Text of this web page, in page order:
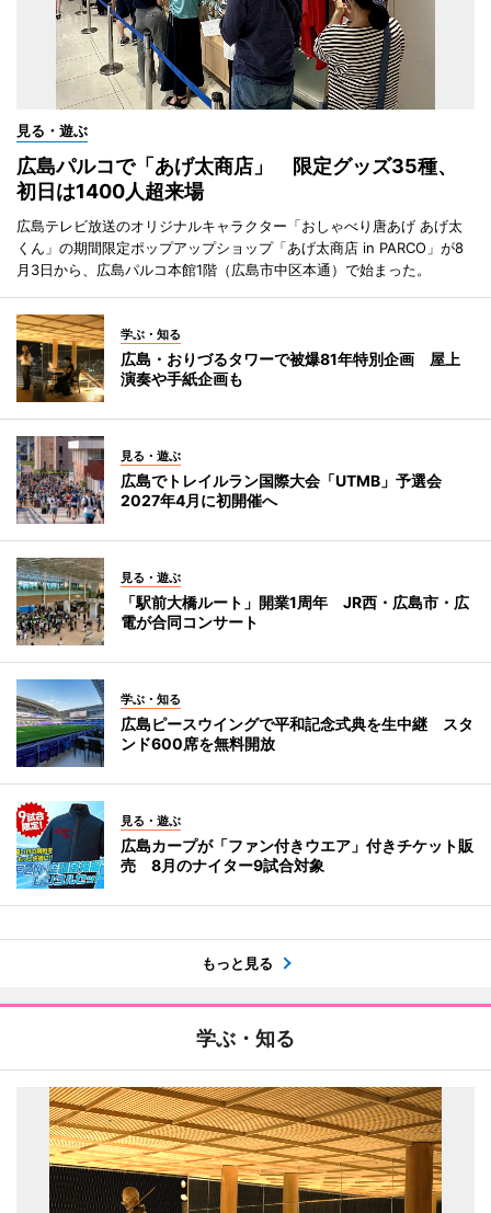
見る・遊ぶ
広島パルコで「あげ太商店」 限定グッズ35種、
初日は1400人超来場
広島テレビ放送のオリジナルキャラクター「おしゃべり唐あげ あげ太
くん」の期間限定ポップアップショップ「あげ太商店 in PARCO」が8
月3日から、広島パルコ本館1階（広島市中区本通）で始まった。
学ぶ・知る
広島・おりづるタワーで被爆81年特別企画 屋上
演奏や手紙企画も
見る・遊ぶ
広島でトレイルラン国際大会「UTMB」予選会
2027年4月に初開催へ
見る・遊ぶ
「駅前大橋ルート」開業1周年 JR西・広島市・広
電が合同コンサート
学ぶ・知る
広島ピースウイングで平和記念式典を生中継 スタ
ンド600席を無料開放
見る・遊ぶ
広島カープが「ファン付きウエア」付きチケット販
売 8月のナイター9試合対象
もっと見る
学ぶ・知る